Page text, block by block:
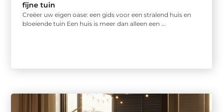
fijne tuin
Creëer uw eigen oase: een gids voor een stralend huis en
bloeiende tuin Een huis is meer dan alleen een ...